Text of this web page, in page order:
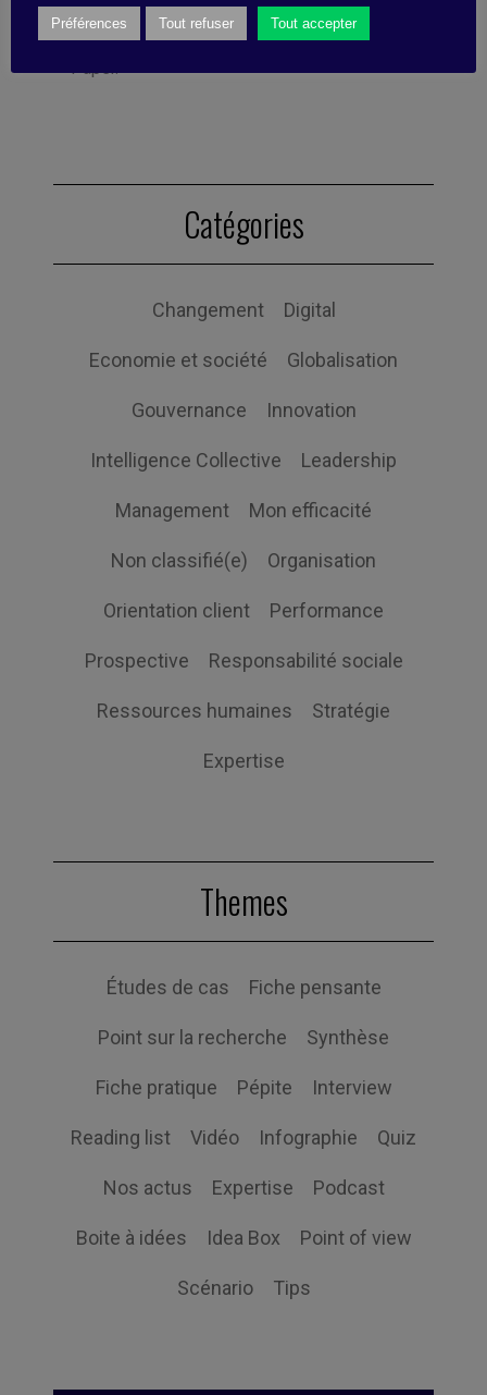
writes for print and digital media and is a
former Editor-in-Chief at the Baltimore City
Paper.
Catégories
Changement Digital
Economie et société Globalisation
Gouvernance Innovation
Intelligence Collective Leadership
Management Mon efficacité
Non classifié(e) Organisation
Orientation client Performance
Prospective Responsabilité sociale
Ressources humaines Stratégie
Expertise
Themes
Études de cas Fiche pensante
Point sur la recherche Synthèse
Fiche pratique Pépite Interview
Reading list Vidéo Infographie Quiz
Nos actus Expertise Podcast
Boite à idées Idea Box Point of view
Scénario Tips
Préférences Tout refuser Tout accepter